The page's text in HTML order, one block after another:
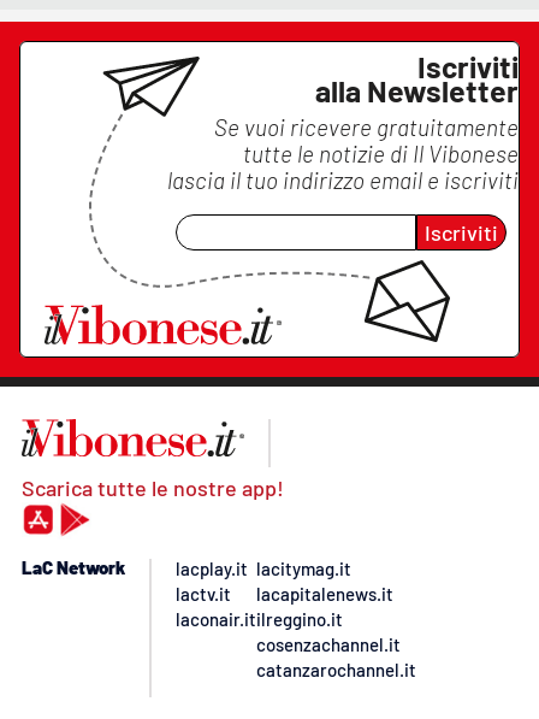
Iscriviti
alla Newsletter
Se vuoi ricevere gratuitamente
tutte le notizie di Il Vibonese
lascia il tuo indirizzo email e iscriviti
Iscriviti
Scarica tutte le nostre app!
LaC Network
lacplay.it
lactv.it
laconair.it
lacitymag.it
lacapitalenews.it
ilreggino.it
cosenzachannel.it
catanzarochannel.it